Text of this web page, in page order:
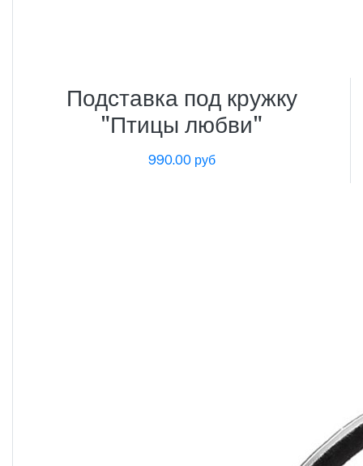
Подставка под кружку
"Птицы любви"
990.00 руб